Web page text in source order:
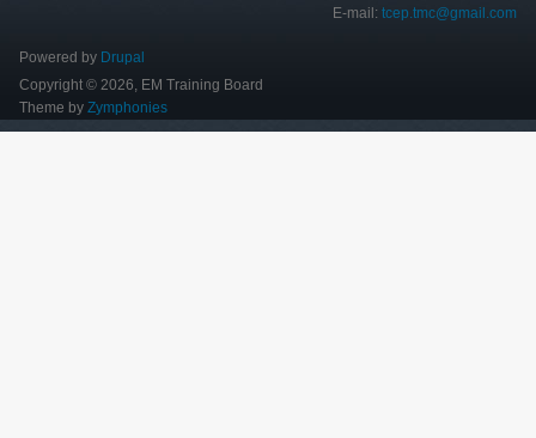
E-mail:tcep.tmc@gmail.com
Powered by Drupal
Copyright © 2026, EM Training Board
Theme by Zymphonies